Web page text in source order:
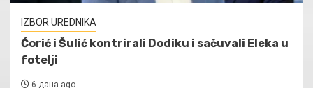
IZBOR UREDNIKA
Ćorić i Šulić kontrirali Dodiku i sačuvali Eleka u
fotelji
6 дана ago